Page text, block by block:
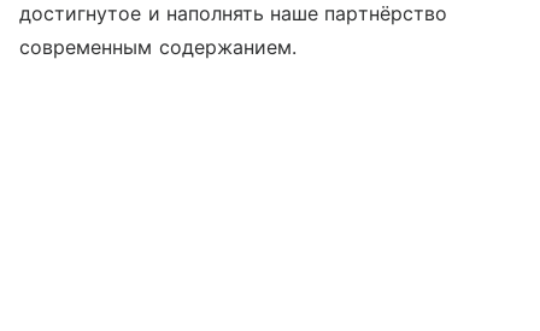
достигнутое и наполнять наше партнёрство
современным содержанием.